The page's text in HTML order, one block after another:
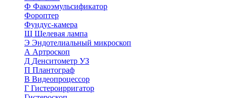
Ф Факоэмульсификатор
Фороптер
Фундус-камера
Щ Щелевая лампа
Э Эндотелиальный микроскоп
А Артроскоп
Д Денситометр УЗ
П Плантограф
В Видеопроцессор
Г Гистероирригатор